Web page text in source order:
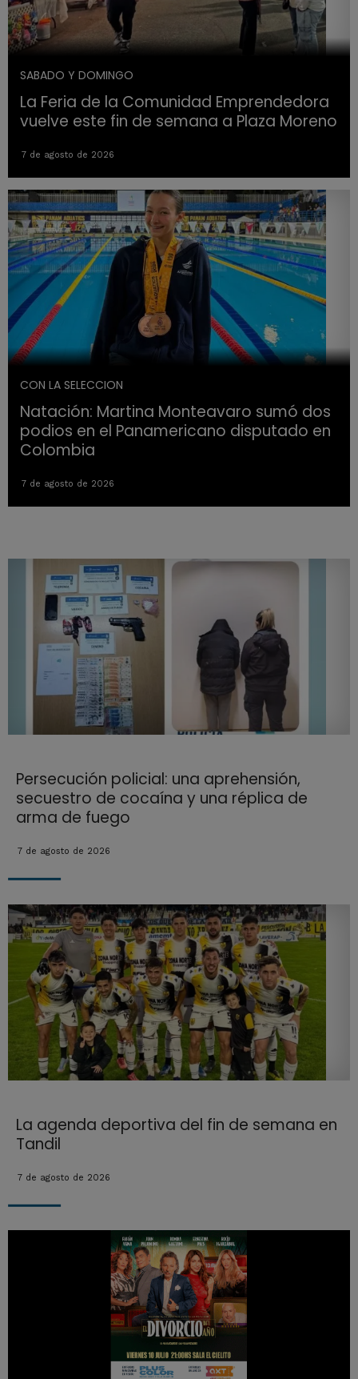
SABADO Y DOMINGO
La Feria de la Comunidad Emprendedora
vuelve este fin de semana a Plaza Moreno
7 de agosto de 2026
CON LA SELECCION
Natación: Martina Monteavaro sumó dos
podios en el Panamericano disputado en
Colombia
7 de agosto de 2026
Persecución policial: una aprehensión,
secuestro de cocaína y una réplica de
arma de fuego
7 de agosto de 2026
La agenda deportiva del fin de semana en
Tandil
7 de agosto de 2026